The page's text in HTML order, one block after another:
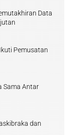
Data
Pemusatan
Sama Antar
dan